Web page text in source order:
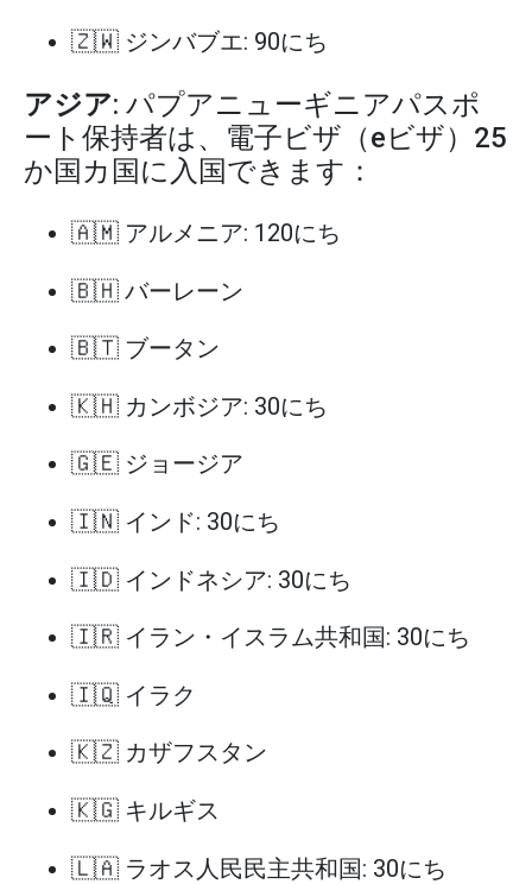
🇿🇼 ジンバブエ: 90にち
アジア: パプアニューギニアパスポ
ート保持者は、電子ビザ（eビザ）25
か国カ国に入国できます：
🇦🇲 アルメニア: 120にち
🇧🇭 バーレーン
🇧🇹 ブータン
🇰🇭 カンボジア: 30にち
🇬🇪 ジョージア
🇮🇳 インド: 30にち
🇮🇩 インドネシア: 30にち
🇮🇷 イラン・イスラム共和国: 30にち
🇮🇶 イラク
🇰🇿 カザフスタン
🇰🇬 キルギス
🇱🇦 ラオス人民民主共和国: 30にち